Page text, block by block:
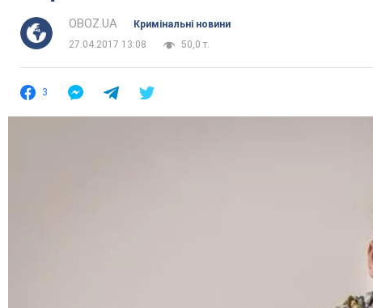
OBOZ.UA
Кримінальні новини
27.04.2017 13:08
50,0 т.
3